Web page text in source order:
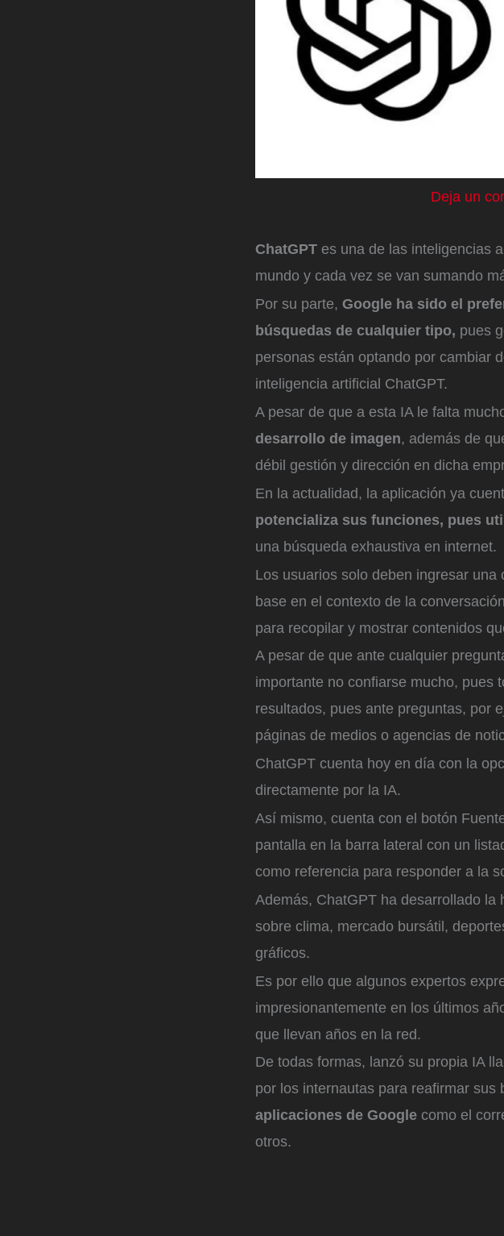
Deja un
ChatGPT es una de las inteligencias
mundo y cada vez se van sumando
Por su parte, Google ha sido el
búsquedas de cualquier tipo, pues
personas están optando por cambiar
inteligencia artificial ChatGPT.
A pesar de que a esta IA le falta
desarrollo de imagen, además de
débil gestión y dirección en dicha
En la actualidad, la aplicación ya
potencializa sus funciones, pues
una búsqueda exhaustiva en internet.
Los usuarios solo deben ingresar
base en el contexto de la
para recopilar y mostrar contenidos
A pesar de que ante cualquier
importante no confiarse mucho, pues
resultados, pues ante preguntas, por
páginas de medios o agencias de
ChatGPT cuenta hoy en día con la
directamente por la IA.
Así mismo, cuenta con el botón
pantalla en la barra lateral con un
como referencia para responder a la
Además, ChatGPT ha desarrollado
sobre clima, mercado bursátil,
gráficos.
Es por ello que algunos expertos
impresionantemente en los últimos
que llevan años en la red.
De todas formas, lanzó su propia IA
por los internautas para reafirmar sus
aplicaciones de Google como el
otros.